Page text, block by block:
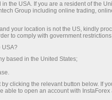
accédez à
de levier
les meilleurs
du
conditions
le trading
l’autoroute
the USA. If you are a resident of the
Group including online trading,
your location is not the US, kindly
to comply with government
USA?
based in the United States;
clicking the relevant button below. If
able to open an account with InstaForex